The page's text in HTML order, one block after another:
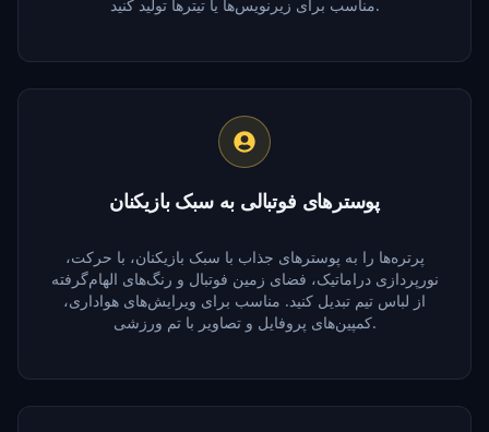
مناسب برای زیرنویس‌ها یا تیترها تولید کنید.
پوسترهای فوتبالی به سبک بازیکنان
پرتره‌ها را به پوسترهای جذاب با سبک بازیکنان، با حرکت،
نورپردازی دراماتیک، فضای زمین فوتبال و رنگ‌های الهام‌گرفته
از لباس تیم تبدیل کنید. مناسب برای ویرایش‌های هواداری،
کمپین‌های پروفایل و تصاویر با تم ورزشی.